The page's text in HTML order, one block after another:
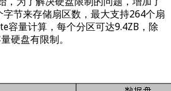
字节来存储扇区数，最大支持264个扇
容量计算，每个分区可达9.4ZB，除
硬盘有限制。